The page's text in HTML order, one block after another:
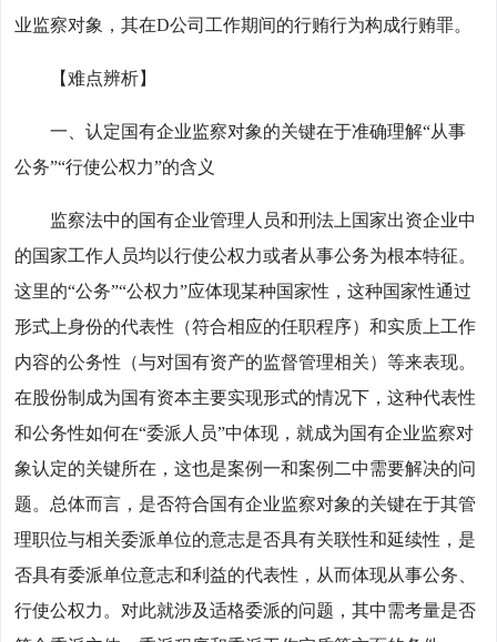
业监察对象，其在D公司工作期间的行贿行为构成行贿罪。
【难点辨析】
一、认定国有企业监察对象的关键在于准确理解“从事
公务”“行使公权力”的含义
监察法中的国有企业管理人员和刑法上国家出资企业中
的国家工作人员均以行使公权力或者从事公务为根本特征。
这里的“公务”“公权力”应体现某种国家性，这种国家性通过
形式上身份的代表性（符合相应的任职程序）和实质上工作
内容的公务性（与对国有资产的监督管理相关）等来表现。
在股份制成为国有资本主要实现形式的情况下，这种代表性
和公务性如何在“委派人员”中体现，就成为国有企业监察对
象认定的关键所在，这也是案例一和案例二中需要解决的问
题。总体而言，是否符合国有企业监察对象的关键在于其管
理职位与相关委派单位的意志是否具有关联性和延续性，是
否具有委派单位意志和利益的代表性，从而体现从事公务、
行使公权力。对此就涉及适格委派的问题，其中需考量是否